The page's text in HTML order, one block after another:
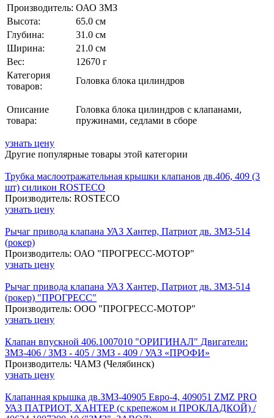
Производитель: ОАО ЗМЗ
Высота:
65.0 см
Глубина:
31.0 см
Ширина:
21.0 см
Вес:
12670 г
Категория
товаров:
Головка блока цилиндров
Описание
товара:
Головка блока цилиндров с клапанами,
пружинами, седлами в сборе
узнать цену
Другие популярные товары этой категории
Трубка маслоотражательная крышки клапанов дв.406, 409 (3
шт) силикон ROSTECO
Производитель: ROSTECO
узнать цену
Рычаг привода клапана УАЗ Хантер, Патриот дв. ЗМЗ-514
(рокер)
Производитель: ОАО "ПРОГРЕСС-МОТОР"
узнать цену
Рычаг привода клапана УАЗ Хантер, Патриот дв. ЗМЗ-514
(рокер) "ПРОГРЕСС"
Производитель: ООО "ПРОГРЕСС-МОТОР"
узнать цену
Клапан впускной 406.1007010 "ОРИГИНАЛ" Двигатели:
ЗМЗ-406 / ЗМЗ - 405 / ЗМЗ - 409 / УАЗ «ПРОФИ»
Производитель: ЧАМЗ (Челябинск)
узнать цену
Клапанная крышка дв.ЗМЗ-40905 Евро-4, 409051 ZMZ PRO
УАЗ ПАТРИОТ, ХАНТЕР (с крепежом и ПРОКЛАДКОЙ) /